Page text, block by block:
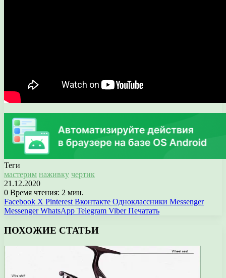
Теги
мастерим наживку чертик
21.12.2020
0 Время чтения: 2 мин.
Facebook X Pinterest Вконтакте Одноклассники Messenger
Messenger WhatsApp Telegram Viber Печатать
ПОХОЖИЕ СТАТЬИ